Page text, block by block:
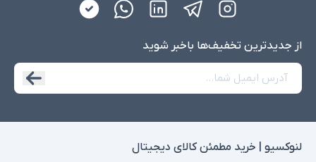
از جدید‌ترین تخفیف‌ها با‌خبر شوید
لنوکسیو | خرید مطمئن کالای دیجیتال